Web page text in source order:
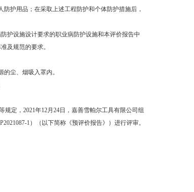
护用品；在采取上述工程防护和个体防护措施后，
护设施设计要求的职业病防护设施和本评价报告中
及规范的要求。
尘、烟吸入罩内。
定，2021年12月24日，嘉善雪帕尔工具有限公司组
1）（以下简称《预评价报告》）进行评审。